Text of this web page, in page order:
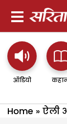
ऑडियो
Home » ऐली